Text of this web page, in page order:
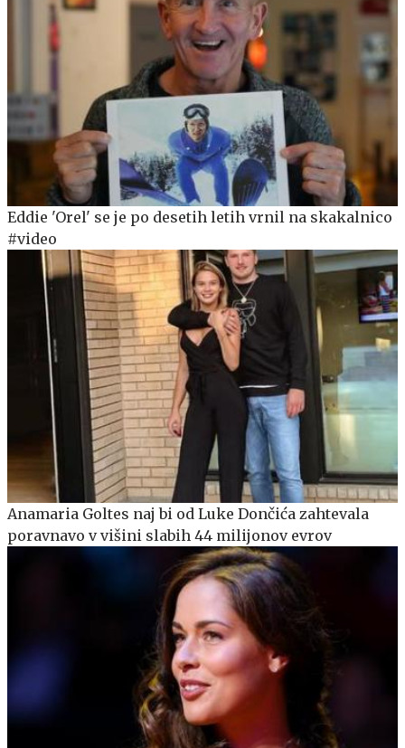
Eddie 'Orel' se je po desetih letih vrnil na skakalnico
#video
Anamaria Goltes naj bi od Luke Dončića zahtevala
poravnavo v višini slabih 44 milijonov evrov